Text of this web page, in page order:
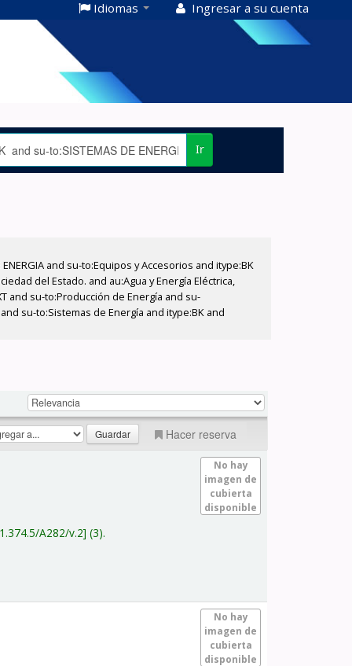
Idiomas Ingresar a su cuenta
Ir
and su-to:Equipos y Accesorios and itype:BK
del Estado. and au:Agua y Energía Eléctrica,
and su-to:Producción de Energía and su-
su-to:Sistemas de Energía and itype:BK and
Hacer reserva
No hay
imagen de
cubierta
disponible
A282/v.2 (3).
No hay
imagen de
cubierta
disponible